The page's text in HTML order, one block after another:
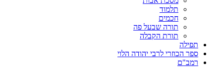
תלמוד
חכמים
תורה שבעל פה
תורת הקבלה
תפילה
ספר הכוזרי לרבי יהודה הלוי
רמב"ם